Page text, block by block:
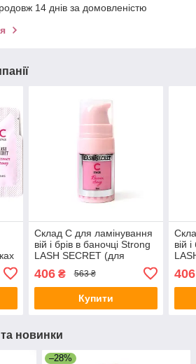
14 днів за домовленістю
Склад C для ламінування
вій і брів в баночці Strong
LASH SECRET (для
жорстких і щільних вій) 5
мл
406₴ 563 ₴
Купити
вій
мл
406
та новинки
–28%